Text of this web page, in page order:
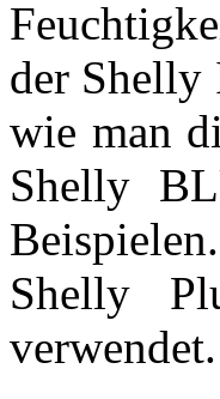
der Shelly
wie man
Shelly
Shelly
verwendet.